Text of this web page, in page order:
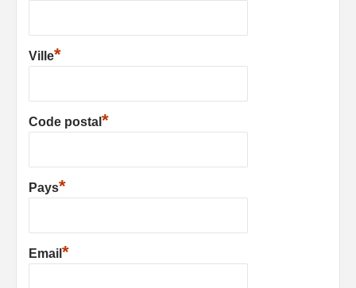
Ville*
Code postal *
Pays*
Email *